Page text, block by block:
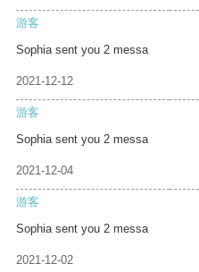
游客
Sophia sent you 2 messa
2021-12-12
游客
Sophia sent you 2 messa
2021-12-04
游客
Sophia sent you 2 messa
2021-12-02